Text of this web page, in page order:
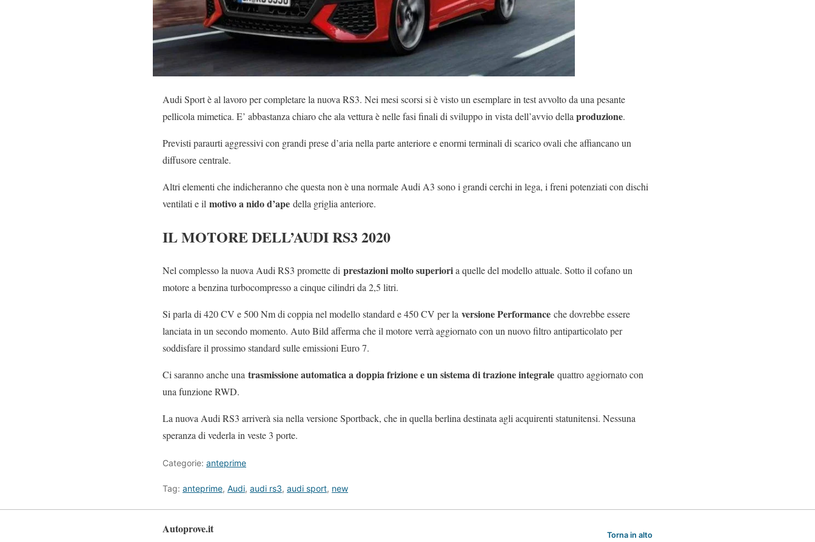
Audi Sport è al lavoro per completare la nuova RS3. Nei mesi scorsi si è visto un esemplare in test avvolto da una pesante
pellicola mimetica. E’ abbastanza chiaro che ala vettura è nelle fasi finali di sviluppo in vista dell’avvio della produzione.
Previsti paraurti aggressivi con grandi prese d’aria nella parte anteriore e enormi terminali di scarico ovali che affiancano un
diffusore centrale.
Altri elementi che indicheranno che questa non è una normale Audi A3 sono i grandi cerchi in lega, i freni potenziati con dischi
ventilati e il motivo a nido d’ape della griglia anteriore.
IL MOTORE DELL’AUDI RS3 2020
Nel complesso la nuova Audi RS3 promette di prestazioni molto superioria quelle del modello attuale. Sotto il cofano un
motore a benzina turbocompresso a cinque cilindri da 2,5 litri.
Si parla di 420 CV e 500 Nm di coppia nel modello standard e 450 CV per la versione Performance che dovrebbe essere
lanciata in un secondo momento. Auto Bild afferma che il motore verrà aggiornato con un nuovo filtro antiparticolato per
soddisfare il prossimo standard sulle emissioni Euro 7.
Ci saranno anche una trasmissione automatica a doppia frizione e un sistema di trazione integrale quattro aggiornato con
una funzione RWD.
La nuova Audi RS3 arriverà sia nella versione Sportback, che in quella berlina destinata agli acquirenti statunitensi. Nessuna
speranza di vederla in veste 3 porte.
Categorie: anteprime
Tag: anteprime, Audi, audi rs3, audi sport, new
Autoprove.it Torna in alto